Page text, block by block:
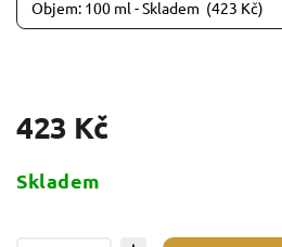
423 Kč
Skladem